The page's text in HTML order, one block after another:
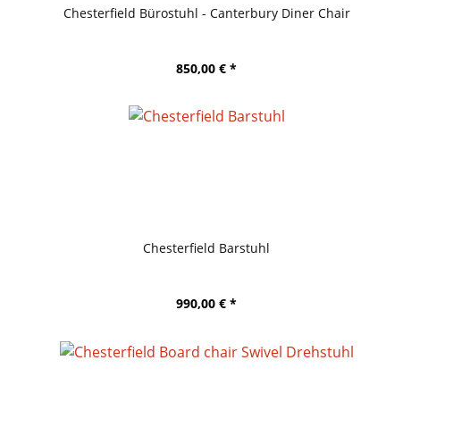
Chesterfield Bürostuhl - Canterbury Diner Chair
850,00 € *
Chesterfield Barstuhl
990,00 € *